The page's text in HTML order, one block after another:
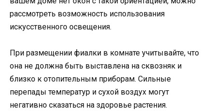
рассмотреть возможность использования
искусственного освещения.
При размещении фиалки в комнате учитывайте, что
она не должна быть выставлена на сквозняк и
близко к отопительным приборам. Сильные
перепады температур и сухой воздух могут
негативно сказаться на здоровье растения.